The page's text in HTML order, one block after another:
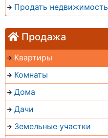
Продать недвижимость
Продажа
Квартиры
Комнаты
Дома
Дачи
Земельные участки